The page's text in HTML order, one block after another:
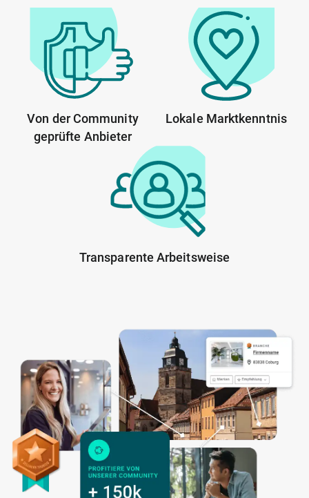
Von der Community
geprüfte Anbieter
Lokale Marktkenntnis
Transparente Arbeitsweise